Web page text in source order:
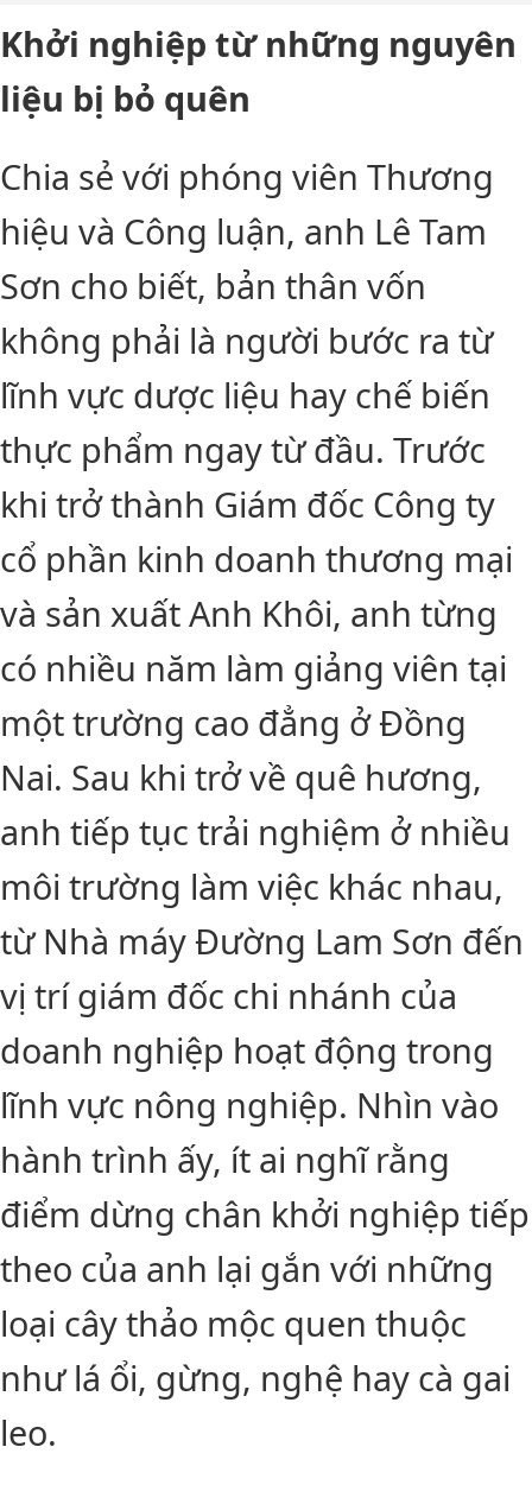
Khởi nghiệp từ những nguyên
liệu bị bỏ quên
Chia sẻ với phóng viên Thương
hiệu và Công luận, anh Lê Tam
Sơn cho biết, bản thân vốn
không phải là người bước ra từ
lĩnh vực dược liệu hay chế biến
thực phẩm ngay từ đầu. Trước
khi trở thành Giám đốc Công ty
cổ phần kinh doanh thương mại
và sản xuất Anh Khôi, anh từng
có nhiều năm làm giảng viên tại
một trường cao đẳng ở Đồng
Nai. Sau khi trở về quê hương,
anh tiếp tục trải nghiệm ở nhiều
môi trường làm việc khác nhau,
từ Nhà máy Đường Lam Sơn đến
vị trí giám đốc chi nhánh của
doanh nghiệp hoạt động trong
lĩnh vực nông nghiệp. Nhìn vào
hành trình ấy, ít ai nghĩ rằng
điểm dừng chân khởi nghiệp tiếp
theo của anh lại gắn với những
loại cây thảo mộc quen thuộc
như lá ổi, gừng, nghệ hay cà gai
leo.